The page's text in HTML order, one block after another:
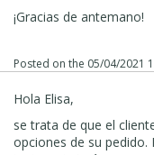
¡Gracias de antemano!
Posted on the 05/04/2021
Hola Elisa,
se trata de que el
opciones de su pedido.